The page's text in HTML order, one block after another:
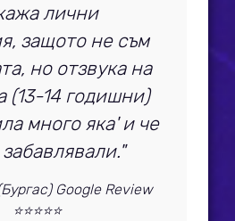
лични
защото не съм
но отзвука на
(13-14 годишни)
много яка' и че
Google Review
⭐⭐⭐⭐⭐